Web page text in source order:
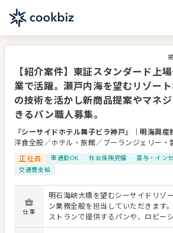
【紹介案件】東証スタンダード上
業で活躍。瀬戸内海を望むリゾー
の技術を活かし新商品提案やマネ
きるパン職人募集。
『シーサイドホテル舞子ビラ神戸』 ｜明海興産
洋食全般／ホテル・旅館／ブーランジェリー・
正社員
車通勤OK 社会保険完備
賞与・イン
交通費支給
仕事
明石海峡大橋を望むシーサイドリゾ
ン業務全般を担当していただきます
ストランで提供するパンや、ロビー
品の仕込みから焼き上げまでの一連の作業